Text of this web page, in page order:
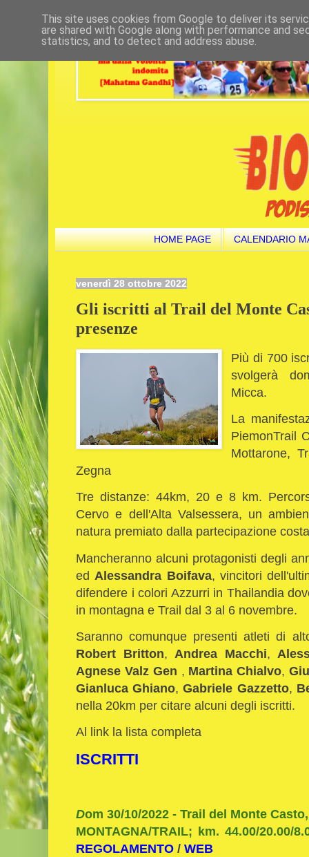
HOME PAGE CALENDARIO
venerdì 28 ottobre 2022
Gli iscritti al Trail del Monte
presenze
Più di 700
svolgerà
Micca.
La
PiemonTrail
Mottarone,
Zegna
Tre distanze: 44km, 20 e 8 km.
Cervo e dell'Alta Valsessera, un
natura premiato dalla partecipazione
Mancheranno alcuni protagonisti degli
ed Alessandra Boifava, vincitori
difendere i colori Azzurri in Thailandia
in montagna e Trail dal 3 al 6 novembre.
Saranno comunque presenti atleti di
Robert Britton, Andrea Macchi,
Agnese Valz Gen , Martina Chialvo,
Gianluca Ghiano,Gabriele Gazzetto,
nella 20km per citare alcuni degli iscritti.
Al link la lista completa
ISCRITTI
Dom 30/10/2022 - Trail del Monte
MONTAGNA/TRAIL; km. 44.00/20.00/
REGOLAMENTO / WEB
This site uses cookies from Google to deliver its
are shared with Google along with performance and
statistics, and to detect and address abuse.